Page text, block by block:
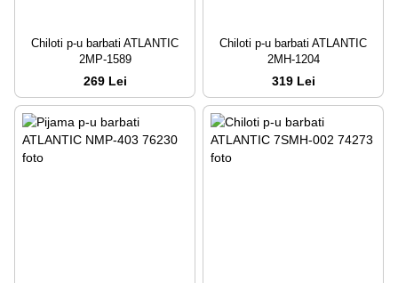
Chiloti p-u barbati ATLANTIC
2MP-1589
269 Lei
Chiloti p-u barbati ATLANTIC
2MH-1204
319 Lei